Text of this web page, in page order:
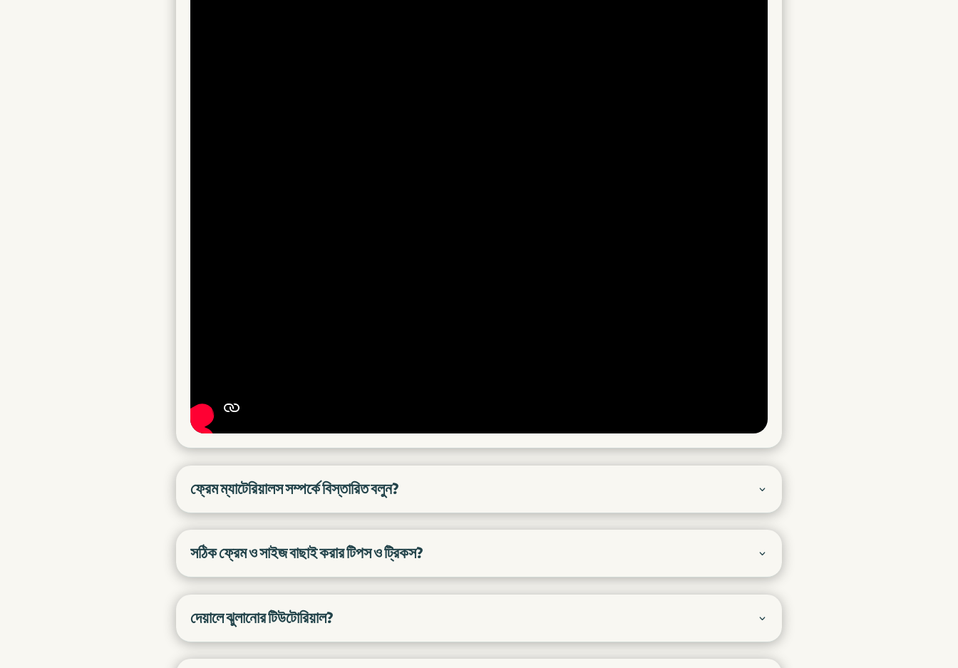
ফ্রেম ম্যাটেরিয়ালস সম্পর্কে বিস্তারিত বলুন?
সঠিক ফ্রেম ও সাইজ বাছাই করার টিপস ও ট্রিকস?
দেয়ালে ঝুলানোর টিউটোরিয়াল?